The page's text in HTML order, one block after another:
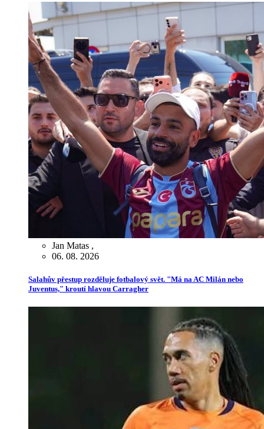
Jan Matas ,
06. 08. 2026
Salahův přestup rozděluje fotbalový svět. "Má na AC Milán nebo
Juventus," kroutí hlavou Carragher